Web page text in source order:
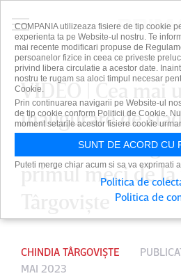
VIDEO | Cea mai
inaugurare de
Chindia a
primul meci de la
CHINDIA TÂRGOVIȘTE
MAI 2023
COMPANIA utilizeaza fisiere de tip cookie
experienta ta pe Website-ul nostru. Te
mai recente modificari propuse de
persoanelor fizice in ceea ce priveste
privind libera circulatie a acestor date.
nostru te rugam sa aloci timpul necesar
Cookie.
Prin continuarea navigarii pe Website-ul
de tip cookie conform Politicii de Cookie.
moment setarile acestor fisiere cookie
SUNT DE ACORD CU
Puteti merge chiar acum si sa va exprimati
Politica de
Politica de